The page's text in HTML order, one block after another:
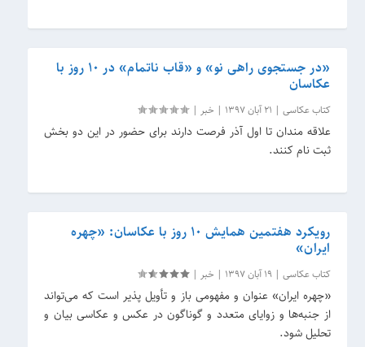
«در جستجوی راهی نو» و «قاب ناتمام» در ۱۰ روز با
عکاسان
کتاب عکاسی | 21 آبان 1397 | خبر |
علاقه مندان تا اول آذر فرصت دارند برای حضور در این دو بخش
ثبت نام کنند.
رویکرد هفتمین همایش ۱۰ روز با عکاسان: «چهره
ایران»
کتاب عکاسی |19 آبان 1397 | خبر |
«چهره ایران» عنوان و مفهومی باز و تأویل پذیر است که می‌تواند
از جنبه‌ها و زوایای متعدد و گوناگون در عکس و عکاسی بیان و
تحلیل شود.